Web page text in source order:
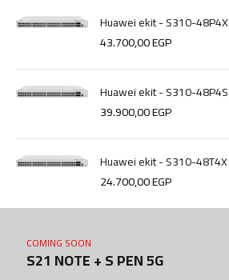
Huawei ekit - S310-48P4X
43.700,00EGP
Huawei ekit - S310-48P4S
39.900,00EGP
Huawei ekit - S310-48T4X
24.700,00EGP
COMING SOON
S21 NOTE + S PEN 5G